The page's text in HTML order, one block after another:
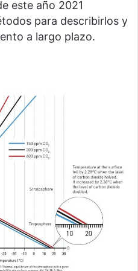
este año 2021
para describirlos y
a largo plazo.